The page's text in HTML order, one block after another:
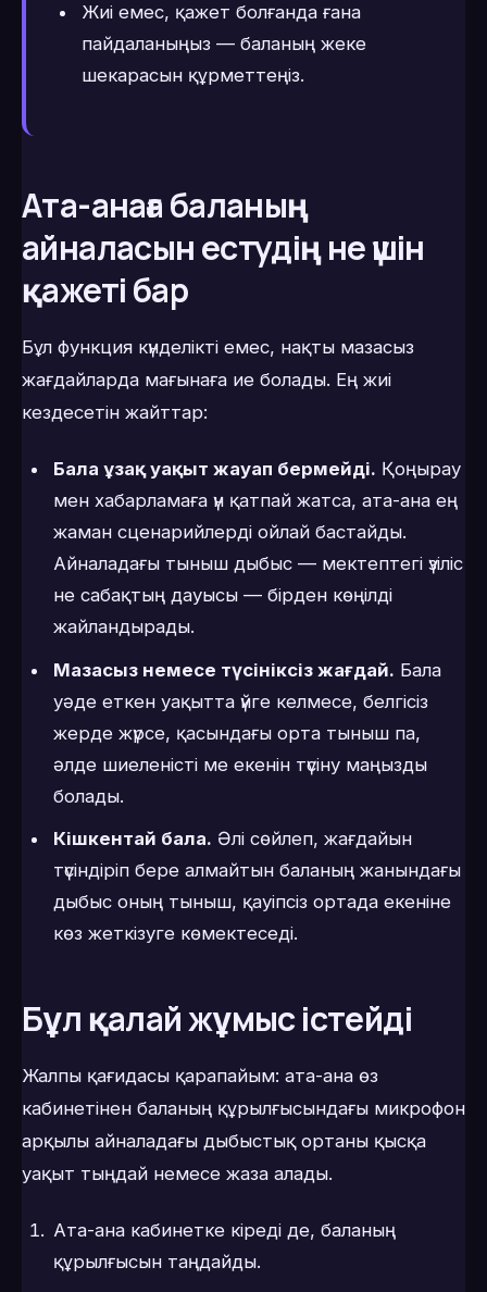
Жиі емес, қажет болғанда ғана
пайдаланыңыз — баланың жеке
шекарасын құрметтеңіз.
Ата-анаға баланың
айналасын естудің не үшін
қажеті бар
Бұл функция күнделікті емес, нақты мазасыз
жағдайларда мағынаға ие болады. Ең жиі
кездесетін жайттар:
Бала ұзақ уақыт жауап бермейді. Қоңырау
мен хабарламаға үн қатпай жатса, ата-ана ең
жаман сценарийлерді ойлай бастайды.
Айналадағы тыныш дыбыс — мектептегі үзіліс
не сабақтың дауысы — бірден көңілді
жайландырады.
Мазасыз немесе түсініксіз жағдай. Бала
уәде еткен уақытта үйге келмесе, белгісіз
жерде жүрсе, қасындағы орта тыныш па,
әлде шиеленісті ме екенін түсіну маңызды
болады.
Кішкентай бала. Әлі сөйлеп, жағдайын
түсіндіріп бере алмайтын баланың жанындағы
дыбыс оның тыныш, қауіпсіз ортада екеніне
көз жеткізуге көмектеседі.
Бұл қалай жұмыс істейді
Жалпы қағидасы қарапайым: ата-ана өз
кабинетінен баланың құрылғысындағы микрофон
арқылы айналадағы дыбыстық ортаны қысқа
уақыт тыңдай немесе жаза алады.
Ата-ана кабинетке кіреді де, баланың
құрылғысын таңдайды.